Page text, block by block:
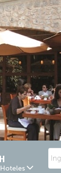
Hoteles